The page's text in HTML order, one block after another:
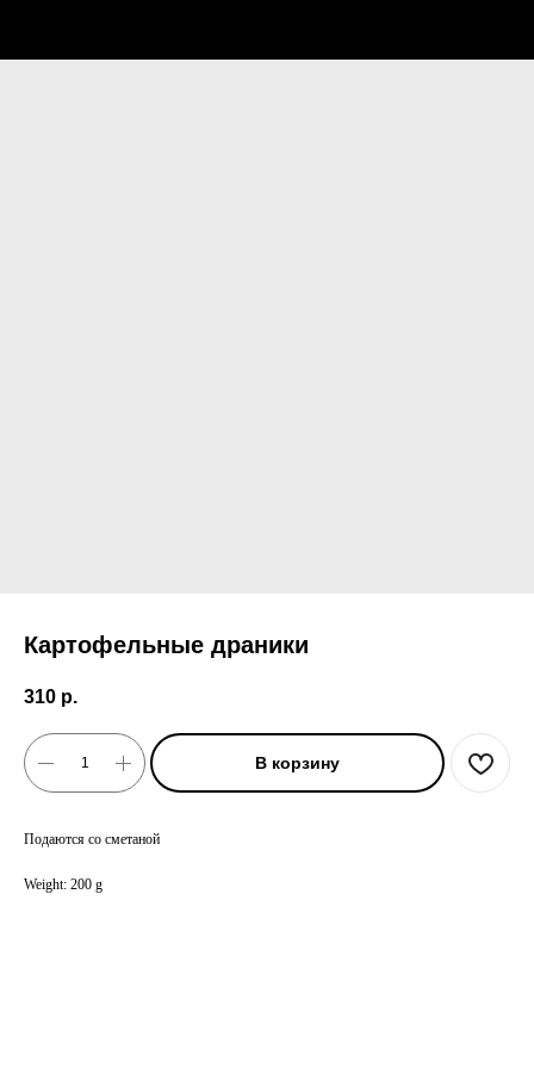
Картофельные драники
310 р.
В корзину
Подаются со сметаной
Weight: 200 g